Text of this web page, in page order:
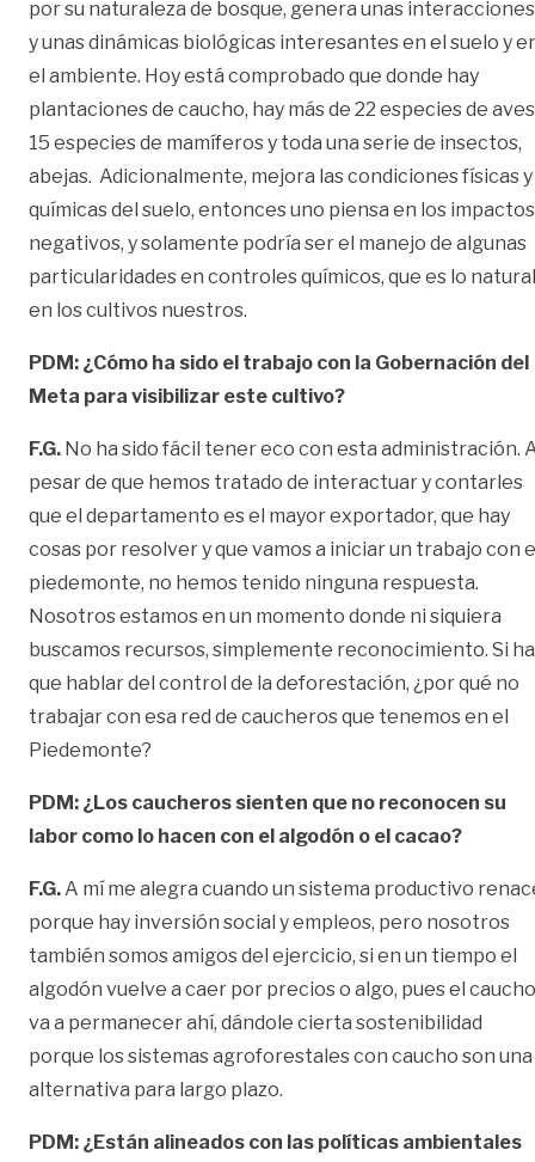
por su naturaleza de bosque, genera unas interacciones
y unas dinámicas biológicas interesantes en el suelo y
el ambiente. Hoy está comprobado que donde hay
plantaciones de caucho, hay más de 22 especies de
15 especies de mamíferos y toda una serie de insectos,
abejas. Adicionalmente, mejora las condiciones físicas y
químicas del suelo, entonces uno piensa en los impactos
negativos, y solamente podría ser el manejo de algunas
particularidades en controles químicos, que es lo natural
en los cultivos nuestros.
PDM: ¿Cómo ha sido el trabajo con la Gobernación del
Meta para visibilizar este cultivo?
F.G. No ha sido fácil tener eco con esta administración.
pesar de que hemos tratado de interactuar y contarles
que el departamento es el mayor exportador, que hay
cosas por resolver y que vamos a iniciar un trabajo con
piedemonte, no hemos tenido ninguna respuesta.
Nosotros estamos en un momento donde ni siquiera
buscamos recursos, simplemente reconocimiento. Si
que hablar del control de la deforestación, ¿por qué no
trabajar con esa red de caucheros que tenemos en el
Piedemonte?
PDM: ¿Los caucheros sienten que no reconocen su
labor como lo hacen con el algodón o el cacao?
F.G. A mí me alegra cuando un sistema productivo
porque hay inversión social y empleos, pero nosotros
también somos amigos del ejercicio, si en un tiempo el
algodón vuelve a caer por precios o algo, pues el caucho
va a permanecer ahí, dándole cierta sostenibilidad
porque los sistemas agroforestales con caucho son una
alternativa para largo plazo.
PDM: ¿Están alineados con las políticas ambientales